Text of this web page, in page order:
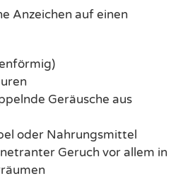
Anzeichen auf einen
Geräusche aus
oder Nahrungsmittel
Geruch vor allem in